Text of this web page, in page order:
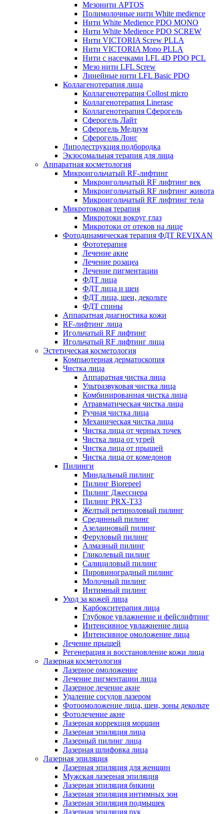
Мезонити APTOS
Полимолочные нити White medience
Нити White Medience PDO MONO
Нити White Medience PDO SCREW
Нити VICTORIA Screw PLLA
Нити VICTORIA Mono PLLA
Нити с насечками LFL 4D PDO PCL
Мезо нити LFL Screw
Линейные нити LFL Basic PDO
Коллагенотерапия лица
Коллагенотерапия Collost micro
Коллагенотерапия Linerase
Коллагенотерапия Сферогель
Сферогель Лайт
Сферогель Медиум
Сферогель Лонг
Липодеструкция подбородка
Экзосомальная терапия для лица
Аппаратная косметология
Микроигольчатый RF-лифтинг
Микроигольчатый RF лифтинг век
Микроигольчатый RF лифтинг живота
Микроигольчатый RF лифтинг тела
Микротоковая терапия
Микротоки вокруг глаз
Микротоки от отеков на лице
Фотодинамическая терапия ФДТ REVIXAN
Фототерапия
Лечение акне
Лечение розацеа
Лечение пигментации
ФДТ лица
ФДТ лица и шеи
ФДТ лица, шеи, декольте
ФДТ спины
Аппаратная диагностика кожи
RF-лифтинг лица
Игольчатый RF лифтинг
Игольчатый RF лифтинг лица
Эстетическая косметология
Компьютерная дерматоскопия
Чистка лица
Аппаратная чистка лица
Ультразвуковая чистка лица
Комбинированная чистка лица
Атравматическая чистка лица
Ручная чистка лица
Механическая чистка лица
Чистка лица от черных точек
Чистка лица от угрей
Чистка лица от прыщей
Чистка лица от комедонов
Пилинги
Миндальный пилинг
Пилинг Biorepeel
Пилинг Джесснера
Пилинг PRX-T33
Желтый ретиноловый пилинг
Срединный пилинг
Азелаиновый пилинг
Феруловый пилинг
Алмазный пилинг
Гликолевый пилинг
Салициловый пилинг
Пировиноградный пилинг
Молочный пилинг
Интимный пилинг
Уход за кожей лица
Карбокситерапия лица
Глубокое увлажнение и фейслифтинг
Интенсивное увлажнение лица
Интенсивное омоложение лица
Лечение прыщей
Регенерация и восстановление кожи лица
Лазерная косметология
Лазерное омоложение
Лечение пигментации лица
Лазерное лечение акне
Удаление сосудов лазером
Фотоомоложение лица, шеи, зоны декольте
Фотолечение акне
Лазерная коррекция морщин
Лазерная эпиляция лица
Лазерный пилинг лица
Лазерная шлифовка лица
Лазерная эпиляция
Лазерная эпиляция для женщин
Мужская лазерная эпиляция
Лазерная эпиляция бикини
Лазерная эпиляция интимных зон
Лазерная эпиляция подмышек
Лазерная эпиляция рук